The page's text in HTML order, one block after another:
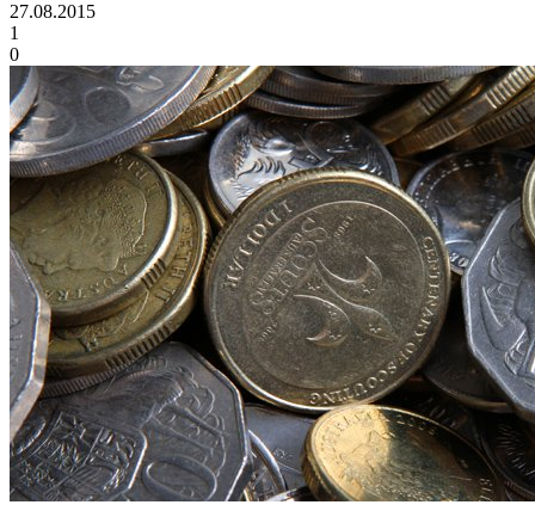
27.08.2015
1
0